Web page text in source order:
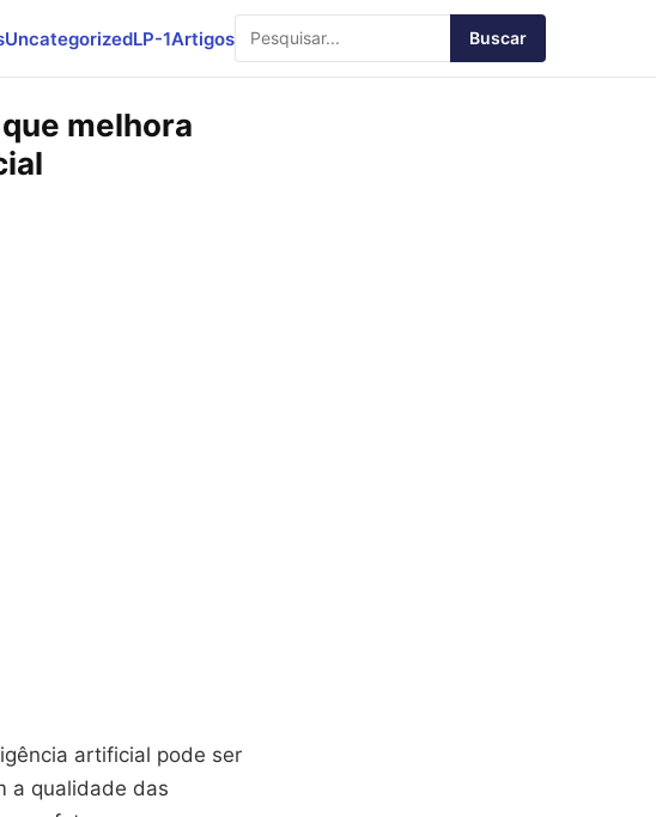
UncategorizedLP-1Artigos Buscar
melhora
artificial pode ser
a qualidade das